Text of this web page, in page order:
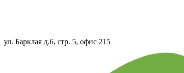
ул. Барклая д.6, стр. 5, офис 215